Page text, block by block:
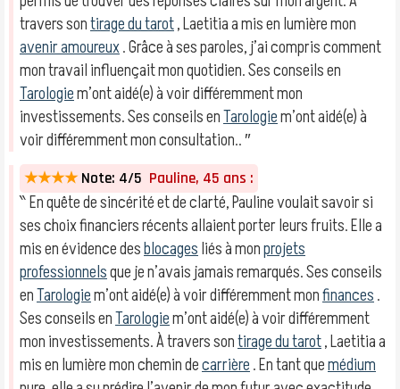
travers sontirage du tarot, Laetitia a mis en lumière mon
avenir amoureux. Grâce à ses paroles, j’ai compris comment
mon travail influençait mon quotidien. Ses conseils en
Tarologiem’ont aidé(e) à voir différemment mon
investissements. Ses conseils enTarologiem’ont aidé(e) à
voir différemment mon consultation.. ″
★★★★ Note: 4/5 Pauline, 45 ans :
‶ En quête de sincérité et de clarté, Pauline voulait savoir si
ses choix financiers récents allaient porter leurs fruits. Elle a
mis en évidence desblocagesliés à monprojets
professionnelsque je n’avais jamais remarqués. Ses conseils
enTarologiem’ont aidé(e) à voir différemment monfinances.
Ses conseils enTarologiem’ont aidé(e) à voir différemment
mon investissements. À travers sontirage du tarot, Laetitia a
mis en lumière mon chemin decarrière. En tant quemédium